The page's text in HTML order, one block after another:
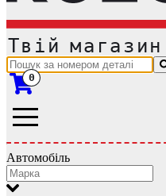
0
Автомобіль